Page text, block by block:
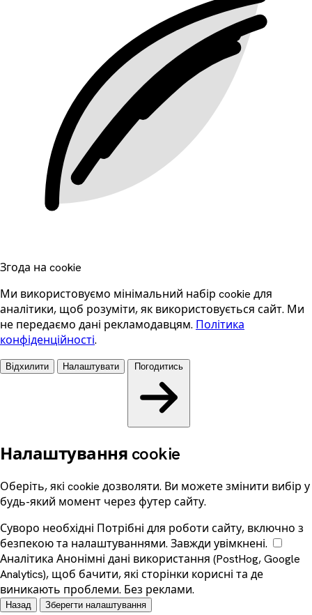
Згода на cookie
Ми використовуємо мінімальний набір cookie для
аналітики, щоб розуміти, як використовується сайт. Ми
не передаємо дані рекламодавцям. Політика
конфіденційності.
Відхилити Налаштувати Погодитись
Налаштування cookie
Оберіть, які cookie дозволяти. Ви можете змінити вибір у
будь-який момент через футер сайту.
Суворо необхідні Потрібні для роботи сайту, включно з
безпекою та налаштуваннями. Завжди увімкнені.
Аналітика Анонімні дані використання (PostHog, Google
Analytics), щоб бачити, які сторінки корисні та де
виникають проблеми. Без реклами.
Назад Зберегти налаштування